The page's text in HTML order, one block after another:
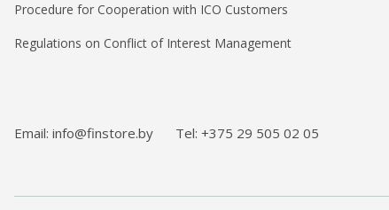
Procedure for Cooperation with ICO Customers
Regulations on Conflict of Interest Management
Email: info@finstore.by Tel: +375 29 505 02 05